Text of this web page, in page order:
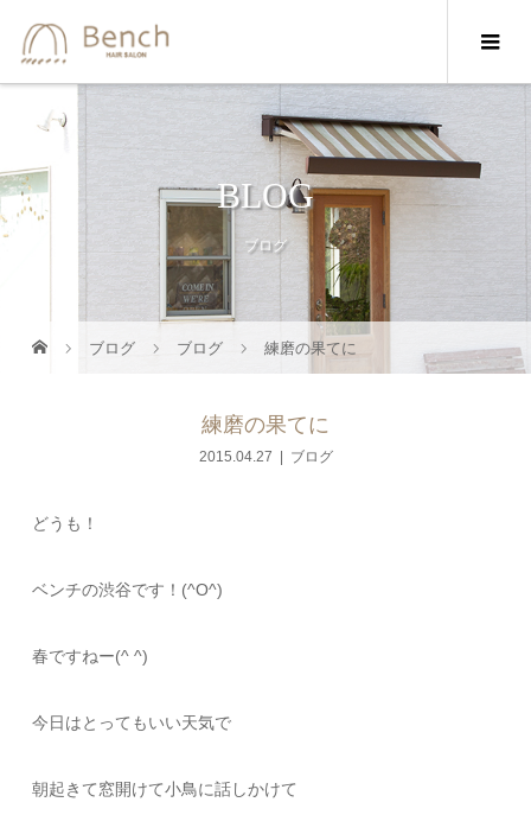
BLOG
ブログ
ブログ ブログ 練磨の果てに
練磨の果てに
2015.04.27 ブログ
どうも！
ベンチの渋谷です！(^O^)
春ですねー(^ ^)
今日はとってもいい天気で
朝起きて窓開けて小鳥に話しかけて